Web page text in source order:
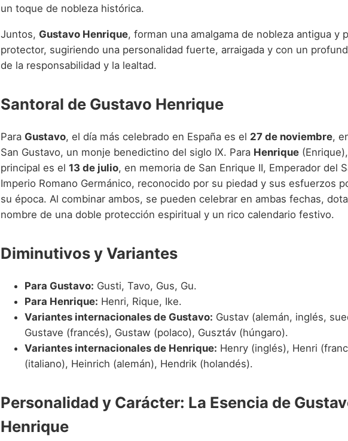
un toque de nobleza histórica.
Juntos, Gustavo Henrique, forman una amalgama de nobleza antigua y
protector, sugiriendo una personalidad fuerte, arraigada y con un
de la responsabilidad y la lealtad.
Santoral de Gustavo Henrique
Para Gustavo, el día más celebrado en España es el 27 de noviembre,
San Gustavo, un monje benedictino del siglo IX. Para Henrique
principal es el 13 de julio, en memoria de San Enrique II, Emperador del
Imperio Romano Germánico, reconocido por su piedad y sus esfuerzos
su época. Al combinar ambos, se pueden celebrar en ambas fechas,
nombre de una doble protección espiritual y un rico calendario festivo.
Diminutivos y Variantes
Para Gustavo: Gusti, Tavo, Gus, Gu.
Para Henrique: Henri, Rique, Ike.
Variantes internacionales de Gustavo: Gustav (alemán, inglés,
Gustave (francés), Gustaw (polaco), Gusztáv (húngaro).
Variantes internacionales de Henrique: Henry (inglés), Henri
(italiano), Heinrich (alemán), Hendrik (holandés).
Personalidad y Carácter: La Esencia de
Henrique